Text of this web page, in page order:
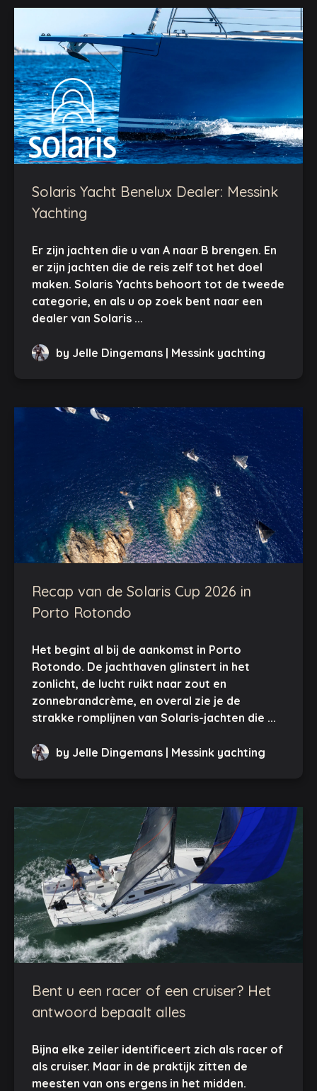
Solaris Yacht Benelux Dealer: Messink
Yachting
Er zijn jachten die u van A naar B brengen. En
er zijn jachten die de reis zelf tot het doel
maken. Solaris Yachts behoort tot de tweede
categorie, en als u op zoek bent naar een
dealer van Solaris ...
by Jelle Dingemans | Messink yachting
Recap van de Solaris Cup 2026 in
Porto Rotondo
Het begint al bij de aankomst in Porto
Rotondo. De jachthaven glinstert in het
zonlicht, de lucht ruikt naar zout en
zonnebrandcrème, en overal zie je de
strakke romplijnen van Solaris-jachten die ...
by Jelle Dingemans | Messink yachting
Bent u een racer of een cruiser? Het
antwoord bepaalt alles
Bijna elke zeiler identificeert zich als racer of
als cruiser. Maar in de praktijk zitten de
meesten van ons ergens in het midden.